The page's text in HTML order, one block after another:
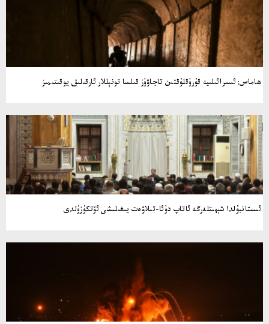
ھاماس: ئىسرائىلىيە قۇرۇقلۇقتىن تاجاۋۇز قىلسا تونېللار ئارقىلىق يوقىتىمىز
ئىستانبۇلدا شېھىتلەرگە ئاتاپ دۇئا-تىلاۋەت يىغىلىشى ئۆتكۈزۈلدى